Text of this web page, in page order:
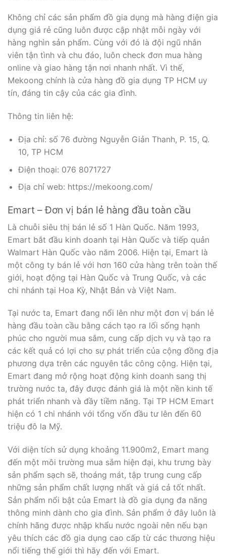
Không chỉ các sản phẩm đồ gia dụng mà hàng điện gia
dụng giá rẻ cũng luôn được cập nhật mỗi ngày với
hàng nghìn sản phẩm. Cùng với đó là đội ngũ nhân
viên tận tình và chu đáo, luôn check đơn mua hàng
online và giao hàng tận nơi nhanh nhất. Vì thế,
Mekoong chính là cửa hàng đồ gia dụng TP HCM uy
tín, đáng tin cậy của các gia đình.
Thông tin liên hệ:
Địa chỉ: số 76 đường Nguyễn Giản Thanh, P. 15, Q.
10, TP HCM
Điện thoại: 076 8071727
Địa chỉ web: https://mekoong.com/
Emart – Đơn vị bán lẻ hàng đầu toàn cầu
Là chuỗi siêu thị bán lẻ số 1 Hàn Quốc. Năm 1993,
Emart bắt đầu kinh doanh tại Hàn Quốc và tiếp quản
Walmart Hàn Quốc vào năm 2006. Hiện tại, Emart là
một công ty bán lẻ với hơn 160 cửa hàng trên toàn thế
giới, hoạt động tại Hàn Quốc và Trung Quốc, và các
chi nhánh tại Hoa Kỳ, Nhật Bản và Việt Nam.
Tại nước ta, Emart đang nổi lên như một đơn vị bán lẻ
hàng đầu toàn cầu bằng cách tạo ra lối sống hạnh
phúc cho người mua sắm, cung cấp dịch vụ và tạo ra
các kết quả có lợi cho sự phát triển của cộng đồng địa
phương dựa trên các nguyên tắc công cộng. Hiện tại,
Emart đang mở rộng hoạt động kinh doanh sang thị
trường nước ta, đây được đánh giá là một nền kinh tế
phát triển nhanh và đầy tiềm năng. Tại TP HCM Emart
hiện có 1 chi nhánh với tổng vốn đầu tư lên đến 60
triệu đô la Mỹ.
Với diện tích sử dụng khoảng 11.900m2, Emart mang
đến một môi trường mua sắm hiện đại, khu trưng bày
sản phẩm sạch sẽ, thoáng mát, tập trung cung cấp
những sản phẩm chất lượng nhất và giá cả tốt nhất.
Sản phẩm nổi bật của Emart là đồ gia dụng đa năng
thông minh dành cho gia đình. Sản phẩm ở đây luôn là
chính hãng được nhập khẩu nước ngoài nên nếu bạn
yêu thích các đồ gia dụng cao cấp từ các thương hiệu
nổi tiếng thế giới thì hãy đến với Emart.